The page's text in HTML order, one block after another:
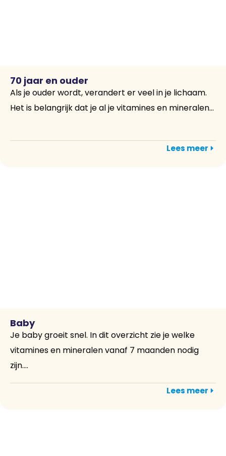
70 jaar en ouder
Als je ouder wordt, verandert er veel in je lichaam.
Het is belangrijk dat je al je vitamines en mineralen...
Lees meer
Baby
Je baby groeit snel. In dit overzicht zie je welke
vitamines en mineralen vanaf 7 maanden nodig
zijn....
Lees meer